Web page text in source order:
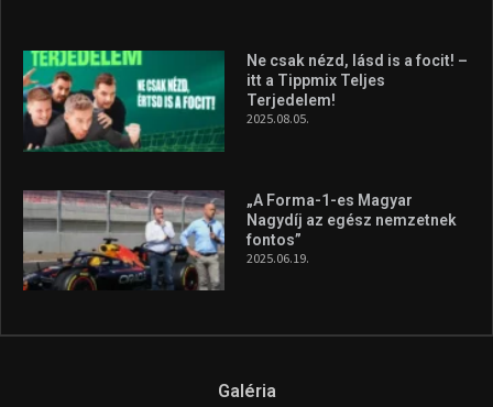
Ne csak nézd, lásd is a focit! –
itt a Tippmix Teljes
Terjedelem!
2025.08.05.
„A Forma-1-es Magyar
Nagydíj az egész nemzetnek
fontos”
2025.06.19.
Galéria